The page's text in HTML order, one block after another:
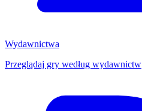
Wydawnictwa
Przeglądaj gry według wydawnictw